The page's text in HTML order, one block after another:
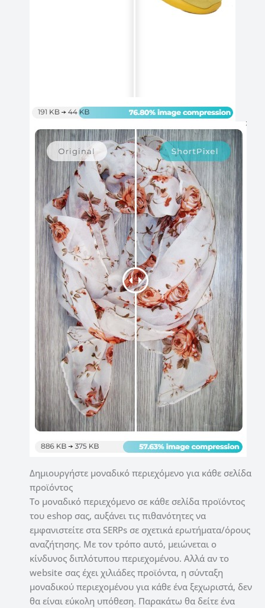
Δημιουργήστε μοναδικό περιεχόμενο για κάθε σελίδα
προϊόντος
Το μοναδικό περιεχόμενο σε κάθε σελίδα προϊόντος
του eshop σας, αυξάνει τις πιθανότητες να
εμφανιστείτε στα SERPs σε σχετικά ερωτήματα/όρους
αναζήτησης. Με τον τρόπο αυτό, μειώνεται ο
κίνδυνος διπλότυπου περιεχομένου. Αλλά αν το
website σας έχει χιλιάδες προϊόντα, η σύνταξη
μοναδικού περιεχομένου για κάθε ένα ξεχωριστά, δεν
θα είναι εύκολη υπόθεση. Παρακάτω θα δείτε ένα